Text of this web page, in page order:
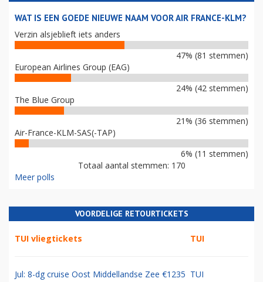
WAT IS EEN GOEDE NIEUWE NAAM VOOR AIR FRANCE-KLM?
Verzin alsjeblieft iets anders
47% (81 stemmen)
European Airlines Group (EAG)
24% (42 stemmen)
The Blue Group
21% (36 stemmen)
Air-France-KLM-SAS(-TAP)
6% (11 stemmen)
Totaal aantal stemmen: 170
Meer polls
VOORDELIGE RETOURTICKETS
TUI vliegtickets TUI
Jul: 8-dg cruise Oost Middellandse Zee €1235 TUI